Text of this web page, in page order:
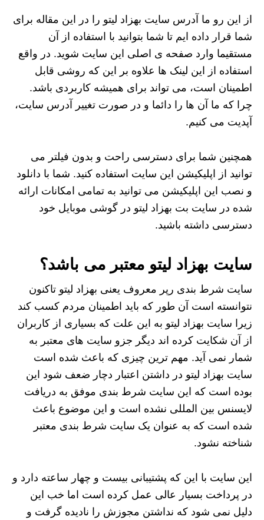
از این رو ما آدرس سایت بهزاد لیتو را در این مقاله برای
شما قرار داده ایم تا شما بتوانید با استفاده از آن
مستقیما وارد صفحه ی اصلی این سایت شوید. در واقع
استفاده از این لینک ها علاوه بر این که روشی قابل
اطمینان است، می تواند برای همیشه کاربردی باشد.
چرا که ما آن ها را دائما و در صورت تغییر آدرس سایت،
آپدیت می کنیم.
همچنین شما برای دسترسی راحت و بدون فیلتر می
توانید از اپلیکیشن این سایت استفاده کنید. شما با دانلود
و نصب این اپلیکیشن می توانید به تمامی امکانات ارائه
شده در سایت بت بهزاد لیتو در گوشی موبایل خود
دسترسی داشته باشید.
سایت بهزاد لیتو معتبر می باشد؟
سایت شرط بندی رپر معروف یعنی بهزاد لیتو تاکنون
نتوانسته است آن طور که باید اطمینان مردم کسب کند
زیرا سایت بهزاد لیتو به این علت که بسیاری از کاربران
از آن شکایت کرده اند دیگر جزو سایت های معتبر به
شمار نمی آید. مهم ترین چیزی که باعث شده است
سایت بهزاد لیتو در داشتن اعتبار دچار ضعف شود این
بوده‌ است که این سایت شرط‌ بندی موفق به دریافت
لایسنس بین‌ المللی نشده است و این موضوع باعث
شده است که به‌ عنوان یک سایت شرط‌ بندی معتبر
شناخته نشود.
این سایت با این که پشتیبانی بیست و چهار ساعته دارد و
در پرداخت‌ بسیار عالی عمل کرده است اما خب این
دلیل نمی شود که نداشتن مجوزش را نادیده گرفت و